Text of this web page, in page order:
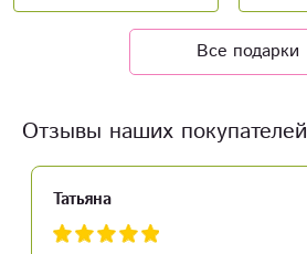
Все подарки
Отзывы наших покупателей
Татьяна